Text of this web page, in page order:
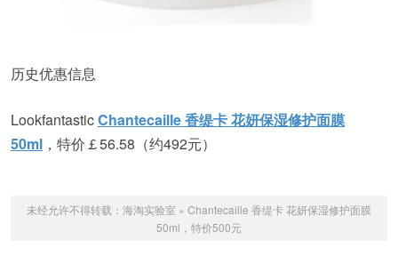
历史优惠信息
LookfantasticChantecaille 香缇卡 花妍保湿修护面膜
50ml ，特价￡56.58（约492元）
未经允许不得转载： 海淘实验室 » Chantecaille 香缇卡 花妍保湿修护面膜
50ml，特价500元